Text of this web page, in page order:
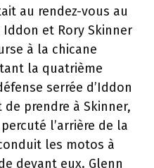
au rendez-vous au
et Rory Skinner
à la chicane
la quatrième
serrée d’Iddon
prendre à Skinner,
l’arrière de la
les motos à
devant eux. Glenn